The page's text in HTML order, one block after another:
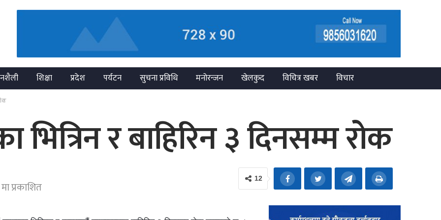
शिक्षा प्रदेश पर्यटन सुचना प्रविधि मनोरन्जन खेलकुद विचित्र खबर
विचार
भित्रिन र बाहिरिन ३ दिनसम्म रोक
मा प्रकाशित
12